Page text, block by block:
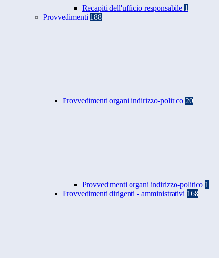
Recapiti dell'ufficio responsabile 1
Provvedimenti 188
Provvedimenti organi indirizzo-politico 20
Provvedimenti organi indirizzo-politico 1
Provvedimenti dirigenti - amministrativi 168